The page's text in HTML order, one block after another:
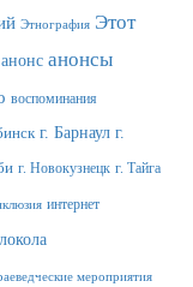
Этнография Этот
анонс анонсы
воспоминания
г. Барнаул г.
г. Новокузнецк г. Тайга
интернет
мероприятия